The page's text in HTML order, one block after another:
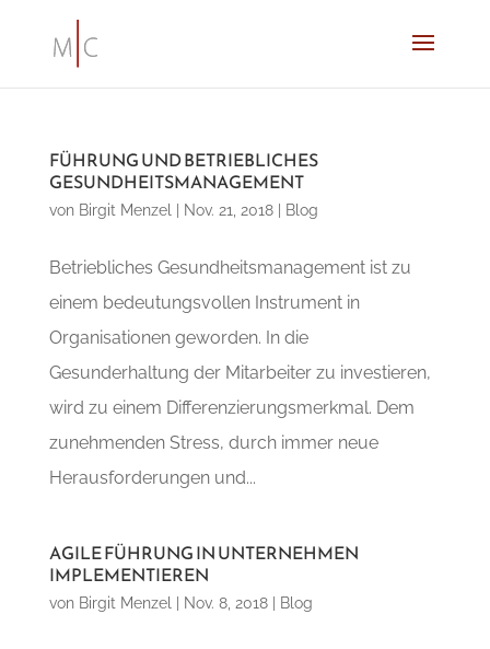
FÜHRUNG UND BETRIEBLICHES
GESUNDHEITSMANAGEMENT
von Birgit Menzel Nov. 21, 2018| Blog
Betriebliches Gesundheitsmanagement ist zu
einem bedeutungsvollen Instrument in
Organisationen geworden. In die
Gesunderhaltung der Mitarbeiter zu investieren,
wird zu einem Differenzierungsmerkmal. Dem
zunehmenden Stress, durch immer neue
Herausforderungen und...
AGILE FÜHRUNG IN UNTERNEHMEN
IMPLEMENTIEREN
von Birgit Menzel Nov. 8, 2018| Blog